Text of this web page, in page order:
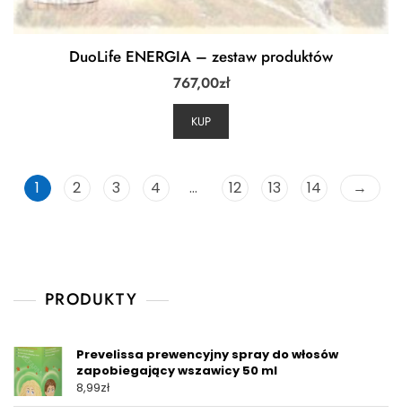
DuoLife ENERGIA – zestaw produktów
767,00zł
KUP
1 2 3 4 … 12 13 14 →
PRODUKTY
Prevelissa prewencyjny spray do włosów
zapobiegający wszawicy 50 ml
8,99zł